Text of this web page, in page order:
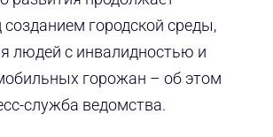
созданием городской среды,
людей с инвалидностью и
горожан – об этом
служба ведомства.